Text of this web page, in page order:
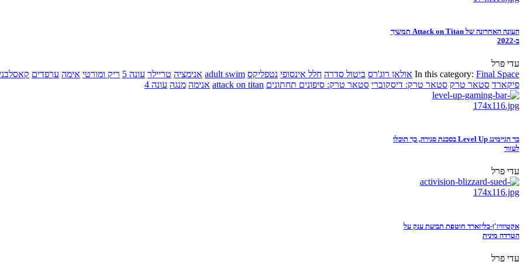
העונה האחרונה של Attack on Titan תמשיך
ב-2022
עדי פרל
In this category: Final Space אולאן רוג'רס ביטול סדרה חלל אינסופי נטפליקס adult swim אנימציה טריילר עונה 5 ריק ומורטי אימה ערפדים
פיקארד סטאר טרק סטאר טרק: דיסקוברי סטאר טרק: סיפונים תחתונים attack on titan אנימה מנגה עונה 4
בר הגיימינג Level Up בסכנת סגירה, כך תוכלו
לעזור
עדי פרל
אקטיוויז'ן-בליזארד חוטפת תביעת ענק על
הטרדה מינית
עדי פרל